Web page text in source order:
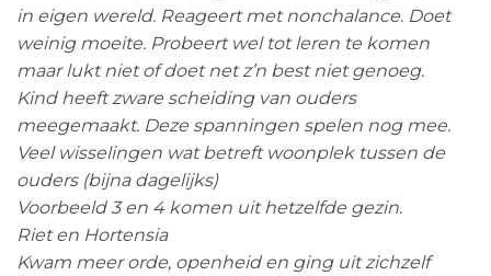
in eigen wereld. Reageert met nonchalance. Doet
weinig moeite. Probeert wel tot leren te komen
maar lukt niet of doet net z’n best niet genoeg.
Kind heeft zware scheiding van ouders
meegemaakt. Deze spanningen spelen nog mee.
Veel wisselingen wat betreft woonplek tussen de
ouders (bijna dagelijks)
Voorbeeld 3 en 4 komen uit hetzelfde gezin.
Riet en Hortensia
Kwam meer orde, openheid en ging uit zichzelf